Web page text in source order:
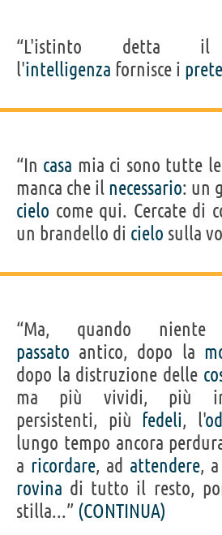
“L'istinto detta
l'intelligenza fornisce i
“In casa mia ci sono tutte le
manca che il necessario: un
cielo come qui. Cercate di
un brandello di cielo sulla
“Ma, quando niente
passato antico, dopo la
dopo la distruzione delle
ma più vividi, più
persistenti, più fedeli, l'
lungo tempo ancora
a ricordare, ad attendere, a
rovina di tutto il resto,
stilla...” (CONTINUA)